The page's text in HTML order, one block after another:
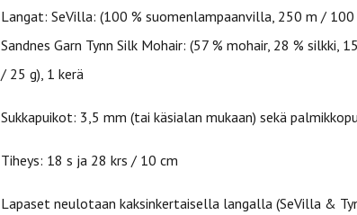
Langat: SeVilla: (100 % suomenlampaanvilla, 250 m / 100
Sandnes Garn Tynn Silk Mohair: (57 % mohair, 28 % silkki,
/ 25 g), 1 kerä
Sukkapuikot: 3,5 mm (tai käsialan mukaan) sekä
Tiheys: 18 s ja 28 krs / 10 cm
Lapaset neulotaan kaksinkertaisella langalla (SeVilla &